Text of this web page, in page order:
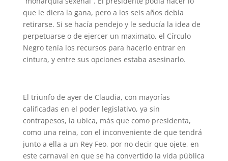
que le diera la gana, pero a los seis años debía
retirarse. Si se hacía pendejo y le seducía la idea de
perpetuarse o de ejercer un maximato, el Círculo
Negro tenía los recursos para hacerlo entrar en
cintura, y entre sus opciones estaba asesinarlo.
El triunfo de ayer de Claudia, con mayorías
calificadas en el poder legislativo, ya sin
contrapesos, la ubica, más que como presidenta,
como una reina, con el inconveniente de que tendrá
junto a ella a un Rey Feo, por no decir que ojete, en
este carnaval en que se ha convertido la vida pública